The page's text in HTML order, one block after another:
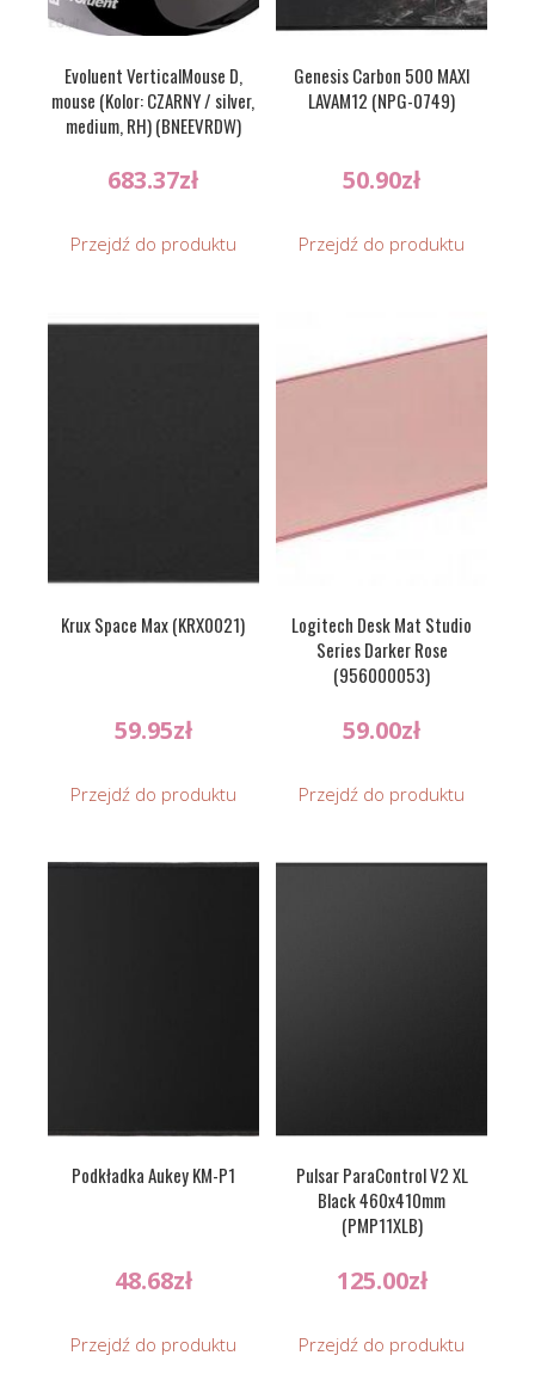
Evoluent VerticalMouse D,
mouse (Kolor: CZARNY / silver,
medium, RH) (BNEEVRDW)
683.37zł
Przejdź do produktu
Genesis Carbon 500 MAXI
LAVAM12 (NPG-0749)
50.90zł
Przejdź do produktu
Krux Space Max (KRX0021)
59.95zł
Przejdź do produktu
Logitech Desk Mat Studio
Series Darker Rose
(956000053)
59.00zł
Przejdź do produktu
Podkładka Aukey KM-P1
48.68zł
Przejdź do produktu
Pulsar ParaControl V2 XL
Black 460x410mm
(PMP11XLB)
125.00zł
Przejdź do produktu